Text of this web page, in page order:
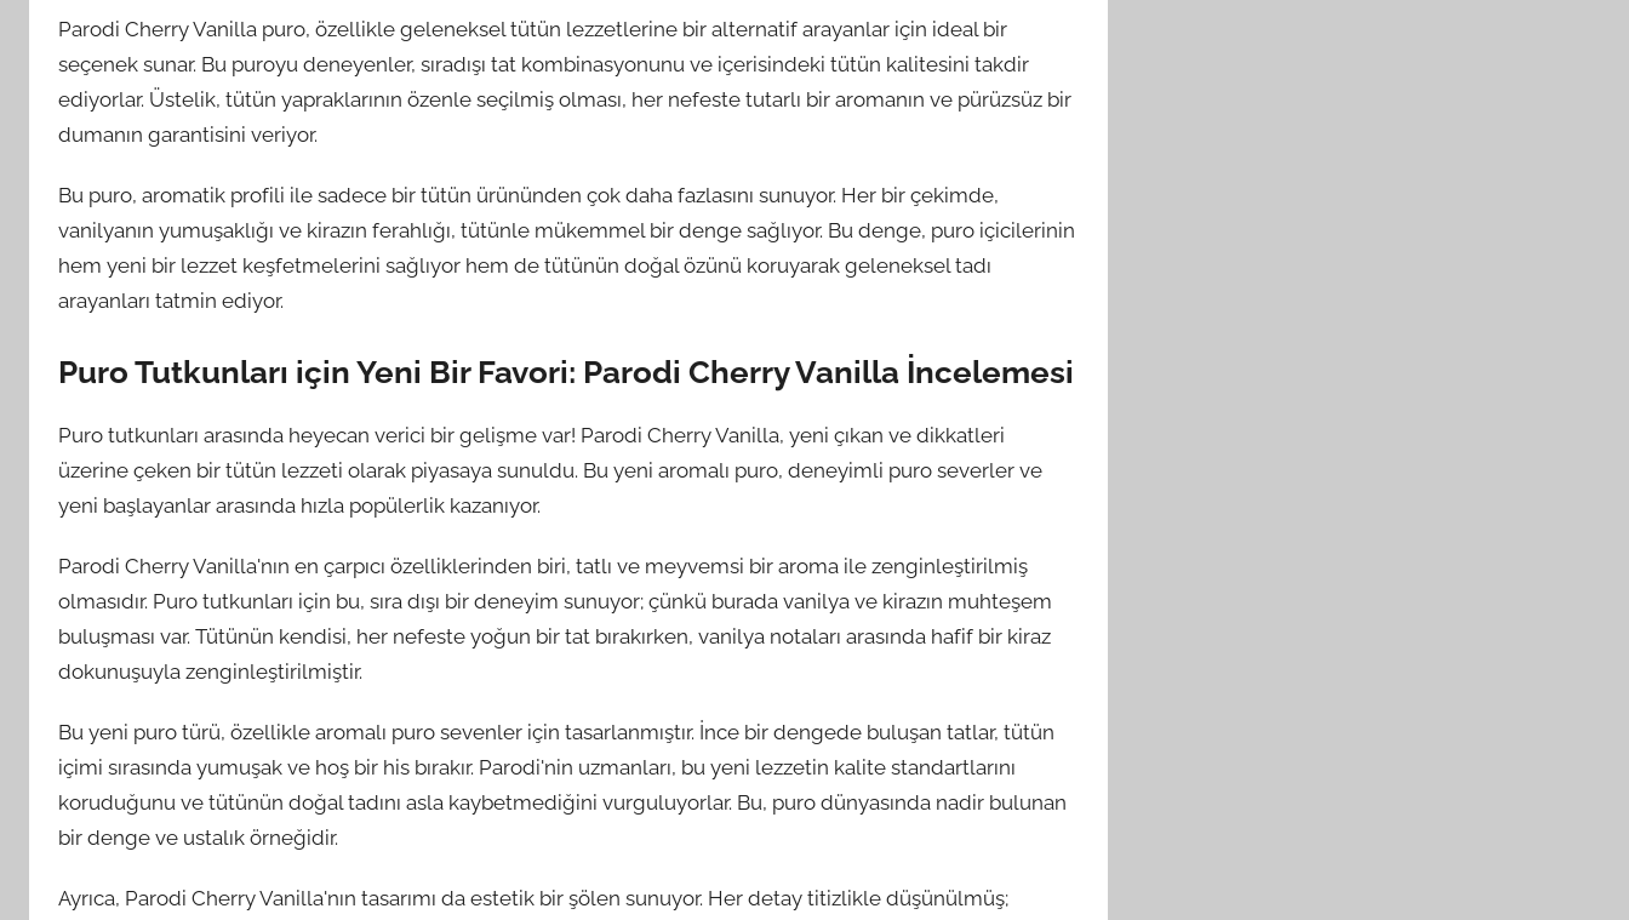
Parodi Cherry Vanilla puro, özellikle geleneksel tütün lezzetlerine bir alternatif arayanlar için ideal bir
seçenek sunar. Bu puroyu deneyenler, sıradışı tat kombinasyonunu ve içerisindeki tütün kalitesini takdir
ediyorlar. Üstelik, tütün yapraklarının özenle seçilmiş olması, her nefeste tutarlı bir aromanın ve pürüzsüz bir
dumanın garantisini veriyor.
Bu puro, aromatik profili ile sadece bir tütün ürününden çok daha fazlasını sunuyor. Her bir çekimde,
vanilyanın yumuşaklığı ve kirazın ferahlığı, tütünle mükemmel bir denge sağlıyor. Bu denge, puro içicilerinin
hem yeni bir lezzet keşfetmelerini sağlıyor hem de tütünün doğal özünü koruyarak geleneksel tadı
arayanları tatmin ediyor.
Puro Tutkunları için Yeni Bir Favori: Parodi Cherry Vanilla İncelemesi
Puro tutkunları arasında heyecan verici bir gelişme var! Parodi Cherry Vanilla, yeni çıkan ve dikkatleri
üzerine çeken bir tütün lezzeti olarak piyasaya sunuldu. Bu yeni aromalı puro, deneyimli puro severler ve
yeni başlayanlar arasında hızla popülerlik kazanıyor.
Parodi Cherry Vanilla'nın en çarpıcı özelliklerinden biri, tatlı ve meyvemsi bir aroma ile zenginleştirilmiş
olmasıdır. Puro tutkunları için bu, sıra dışı bir deneyim sunuyor; çünkü burada vanilya ve kirazın muhteşem
buluşması var. Tütünün kendisi, her nefeste yoğun bir tat bırakırken, vanilya notaları arasında hafif bir kiraz
dokunuşuyla zenginleştirilmiştir.
Bu yeni puro türü, özellikle aromalı puro sevenler için tasarlanmıştır. İnce bir dengede buluşan tatlar, tütün
içimi sırasında yumuşak ve hoş bir his bırakır. Parodi'nin uzmanları, bu yeni lezzetin kalite standartlarını
koruduğunu ve tütünün doğal tadını asla kaybetmediğini vurguluyorlar. Bu, puro dünyasında nadir bulunan
bir denge ve ustalık örneğidir.
Ayrıca, Parodi Cherry Vanilla'nın tasarımı da estetik bir şölen sunuyor. Her detay titizlikle düşünülmüş;